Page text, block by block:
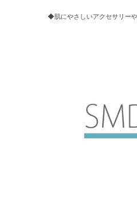
◆肌にやさしいアクセサリー